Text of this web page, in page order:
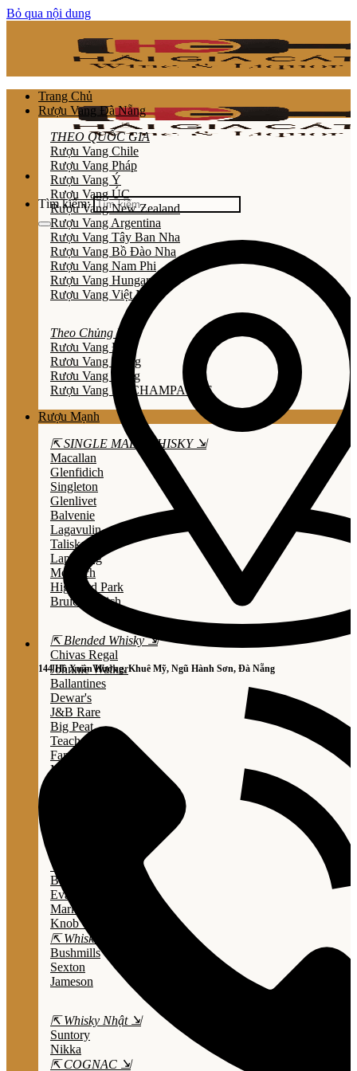
Bỏ qua nội dung
Tìm kiếm:
144 Hồ Xuân Hương, Khuê Mỹ, Ngũ Hành Sơn, Đà Nẵng
Trang Chủ
Rượu Vang Đà Nẵng
THEO QUỐC GIA
Rượu Vang Chile
Rượu Vang Pháp
Rượu Vang Ý
Rượu Vang ÚC
Rượu Vang New Zealand
Rượu Vang Argentina
Rượu Vang Tây Ban Nha
Rượu Vang Bồ Đào Nha
Rượu Vang Nam Phi
Rượu Vang Hungary
Rượu Vang Việt Nam
Theo Chủng Loại
Rươu Vang Đỏ
Rươu Vang Trắng
Rươu Vang Hồng
Rượu Vang Nổ/CHAMPAGNE
Rượu Mạnh
⇱ SINGLE MALT WHISKY ⇲
Macallan
Glenfidich
Singleton
Glenlivet
Balvenie
Lagavulin
Talisker
Laphroaig
Mortlach
Highland Park
Bruichladdich
⇱ Blended Whisky ⇲
Chivas Regal
Johnnie Walker
Ballantines
Dewar's
J&B Rare
Big Peat
Teacher's
Famous Grouse
Monkey Shouder
Wild Turkey
Bulleit Bourbon
Evan Williams
Marker's Mark
Knob Creek
⇱ Whiskey Ailen ⇲
Bushmills
Sexton
Jameson
⇱ Whisky Nhật ⇲
Suntory
Nikka
⇱ COGNAC ⇲